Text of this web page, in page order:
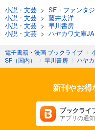
小説・文芸 > SF・ファンタ
小説・文芸 > 藤井太洋
小説・文芸 > 早川書房
小説・文芸 > ハヤカワ文庫JA
電子書籍・漫画 ブックライブ 〉
SF（国内）
〉 早川書房 〉 ハヤ
新刊やお得
ブックライ
アプリの通